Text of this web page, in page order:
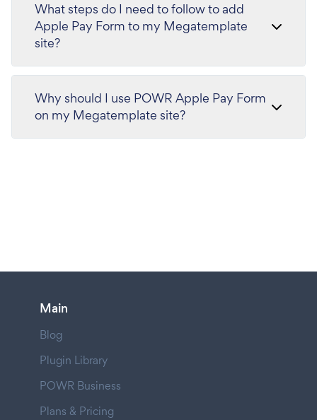
What steps do I need to follow to add
Apple Pay Form to my Megatemplate
site?
Why should I use POWR Apple Pay Form
on my Megatemplate site?
Main
Blog
Plugin Library
POWR Business
Plans & Pricing